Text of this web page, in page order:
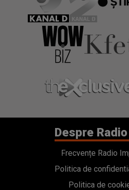
Despre
Frecvențe Radio
Politica de
Politica de